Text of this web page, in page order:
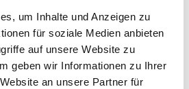
um Inhalte und Anzeigen zu
für soziale Medien anbieten
auf unsere Website zu
geben wir Informationen zu Ihrer
an unsere Partner für